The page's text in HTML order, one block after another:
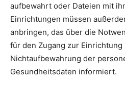
aufbewahrt oder Dateien mit
Einrichtungen müssen
anbringen, das über die
für den Zugang zur
Nichtaufbewahrung der
Gesundheitsdaten informiert.